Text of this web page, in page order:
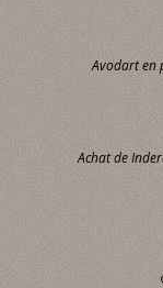
Avodart en
Achat de